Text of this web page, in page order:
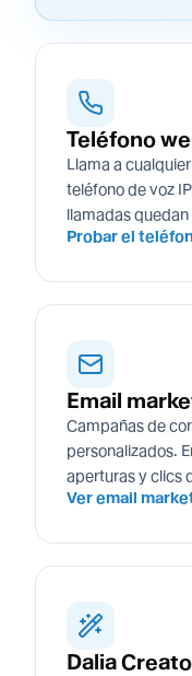
Teléfono
Llama a
teléfono de voz
llamadas quedan
Probar el
Email
Campañas de
personalizados.
aperturas y clics
Ver email
Dalia